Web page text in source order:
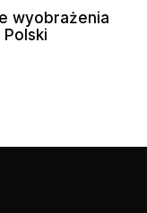
wyobrażenia